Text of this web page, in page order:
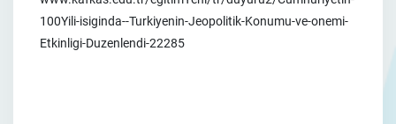
100Yili-isiginda--Turkiyenin-Jeopolitik-Konumu-ve-onemi-
Etkinligi-Duzenlendi-22285